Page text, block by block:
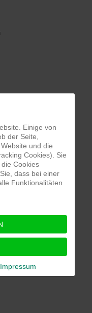
Einige von
der Seite,
und die
Cookies). Sie
Cookies
dass bei einer
Funktionalitäten
Impressum